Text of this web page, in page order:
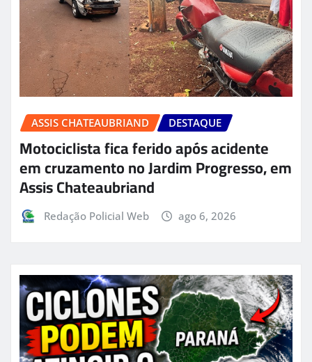
ASSIS CHATEAUBRIAND DESTAQUE
Motociclista fica ferido após acidente
em cruzamento no Jardim Progresso, em
Assis Chateaubriand
Redação Policial Web ago 6, 2026